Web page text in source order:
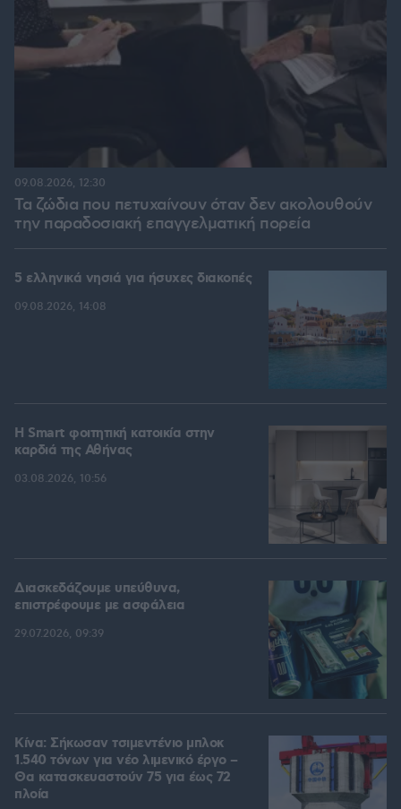
Τα ζώδια που πετυχαίνουν όταν δεν ακολουθούν
την παραδοσιακή επαγγελματική πορεία
09.08.2026, 12:30
5 ελληνικά νησιά για ήσυχες διακοπές
09.08.2026, 14:08
Η Smart φοιτητική κατοικία στην
καρδιά της Αθήνας
03.08.2026, 10:56
Διασκεδάζουμε υπεύθυνα,
επιστρέφουμε με ασφάλεια
29.07.2026, 09:39
Κίνα: Σήκωσαν τσιμεντένιο μπλοκ
1.540 τόνων για νέο λιμενικό έργο –
Θα κατασκευαστούν 75 για έως 72
πλοία